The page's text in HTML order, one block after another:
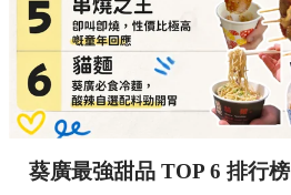
葵廣最強甜品 TOP 6 排行榜